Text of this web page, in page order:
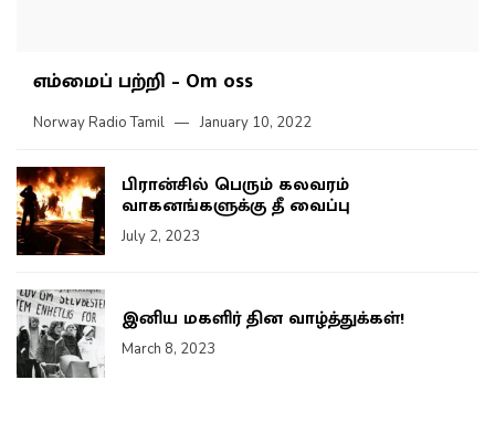
எம்மைப் பற்றி – Om oss
Norway Radio Tamil January 10, 2022
பிரான்சில் பெரும் கலவரம்
வாகனங்களுக்கு தீ வைப்பு
July 2, 2023
இனிய மகளிர் தின வாழ்த்துக்கள்!
March 8, 2023